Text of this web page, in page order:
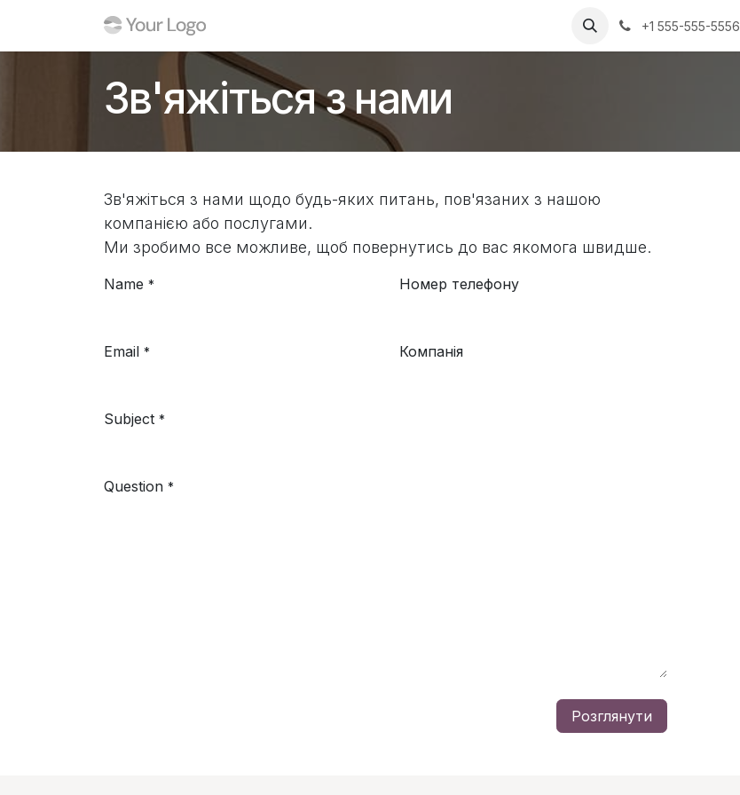
+1 555-555-5556
Зв'яжіться з нами
Зв'яжіться з нами щодо будь-яких питань, пов'язаних з нашою
компанією або послугами.
Ми зробимо все можливе, щоб повернутись до вас якомога швидше.
Name * Номер телефону
Email * Компанія
Subject *
Question *
Розглянути